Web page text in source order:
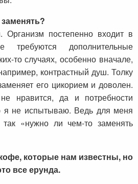
постепенно входит в
дополнительные
то случаях, особенно вначале,
контрастный душ. Толку
его цикорием и доволен.
нравится, да и потребности
я не испытываю. Ведь для меня
«нужно ли чем-то заменять
которые нам известны, но
все ерунда.